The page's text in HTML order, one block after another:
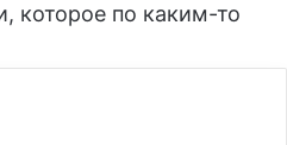
которое по каким-то